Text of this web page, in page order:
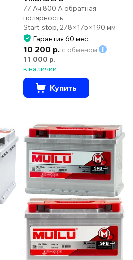
77 Ач 800 А обратная
полярность
Start-stop, 278×175×190 мм
Гарантия 60 мес.
10 200 р. с обменом
11 000 р.
в наличии
Купить